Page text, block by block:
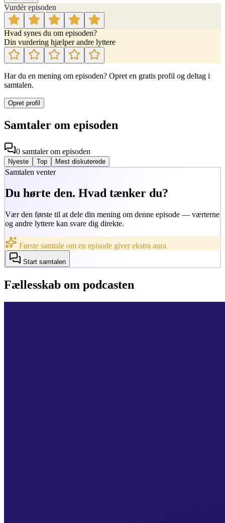
Vurdér episoden
Hvad synes du om episoden?
Din vurdering hjælper andre lyttere
Har du en mening om episoden? Opret en gratis profil og deltag i
samtalen.
Opret profil
Samtaler om episoden
0 samtalerom episoden
Nyeste Top Mest diskuterede
Samtalen venter
Du hørte den. Hvad tænker du?
Vær den første til at dele din mening om denne episode — værterne
og andre lyttere kan svare dig direkte.
Første samtale om en episode giver ekstra aura
Start samtalen
Fællesskab om podcasten